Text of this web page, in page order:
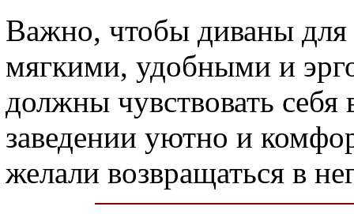
Важно, чтобы диваны
мягкими, удобными и
должны чувствовать
заведении уютно и
желали возвращаться в